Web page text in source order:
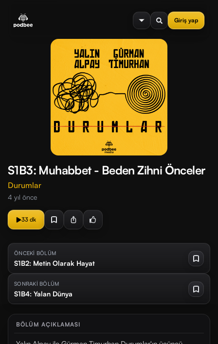
Giriş yap
menu
S1B3: Muhabbet - Beden Zihni Önceler
Durumlar
4 yıl önce
33 dk
ÖNCEKİ BÖLÜM
S1B2: Metin Olarak Hayat
SONRAKİ BÖLÜM
S1B4: Yalan Dünya
BÖLÜM AÇIKLAMASI